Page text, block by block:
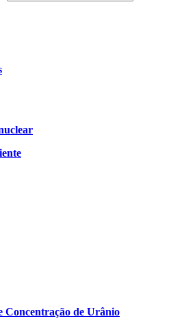
Concentração de Urânio